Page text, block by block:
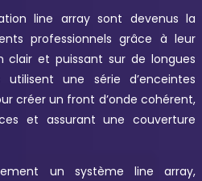
line array sont devenus la
professionnels grâce à leur
clair et puissant sur de longues
utilisent une série d’enceintes
créer un front d’onde cohérent,
et assurant une couverture
un système line array,